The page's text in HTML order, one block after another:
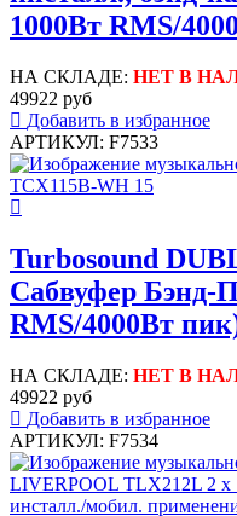
1000Вт RMS/
НА СКЛАДЕ: НЕТ В
49922 руб
Добавить в избранное
АРТИКУЛ: F7533
Turbosound
Сабвуфер Бэнд-
RMS/4000Вт
НА СКЛАДЕ: НЕТ В
49922 руб
Добавить в избранное
АРТИКУЛ: F7534